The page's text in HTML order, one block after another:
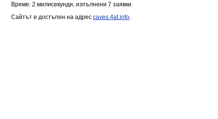
Време: 2 милисекунди, изпълнени 7 заявки.
Сайтът е достъпен на адрес caves.4at.info.